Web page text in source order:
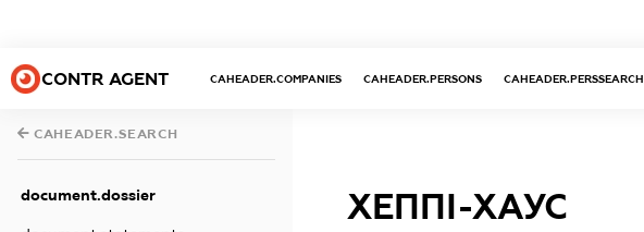
CONTR AGENT CAHEADER.COMPANIES CAHEADER.PERSONS CAHEADER.PERSSEARCH
CAHEADER.SEARCH
document.dossier ХЕППІ-ХАУС